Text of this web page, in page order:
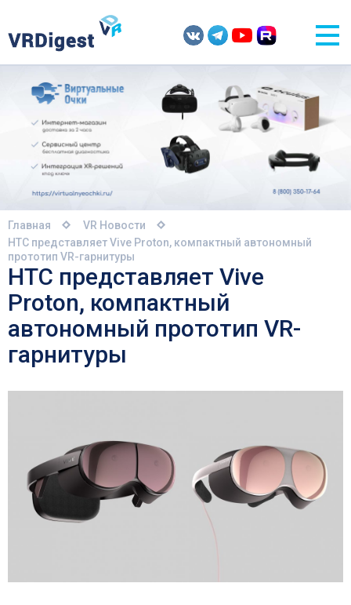
Главная
VR Новости
HTC представляет Vive Proton, компактный автономный
прототип VR-гарнитуры
HTC представляет Vive
Proton, компактный
автономный прототип VR-
гарнитуры